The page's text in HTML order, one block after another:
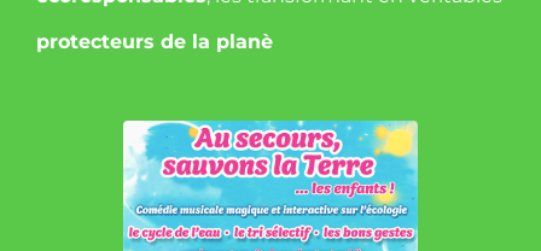
protecteurs de la planè